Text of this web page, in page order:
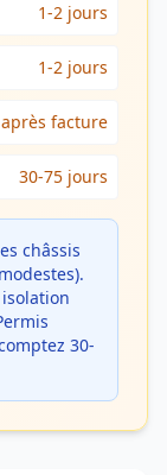
1-2 jours
1-2 jours
facture
30-75 jours
châssis
30-